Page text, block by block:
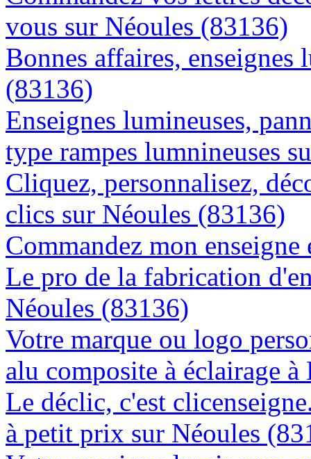
vous sur Néoules (83136)
Bonnes affaires, enseignes
(83136)
Enseignes lumineuses,
type rampes lumnineuses
Cliquez, personnalisez,
clics sur Néoules (83136)
Commandez mon
Le pro de la fabrication
Néoules (83136)
Votre marque ou logo
alu composite à éclairage
Le déclic, c'est
à petit prix sur Néoules